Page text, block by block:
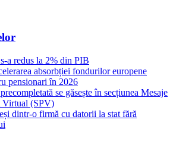
a redus la 2% din PIB
absorbției fondurilor europene
pensionari în 2026
se găsește în secțiunea Mesaje
Virtual (SPV)
dintr-o firmă cu datorii la stat fără